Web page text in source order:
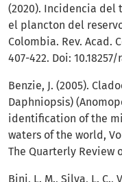
(2020). Incidencia
el plancton del
Colombia. Rev. Acad.
407-422. Doi: 10.18257/
Benzie, J. (2005).
Daphniopsis)
identification of the
waters of the world,
The Quarterly Review
Bini, L. M., Silva, L. C.,